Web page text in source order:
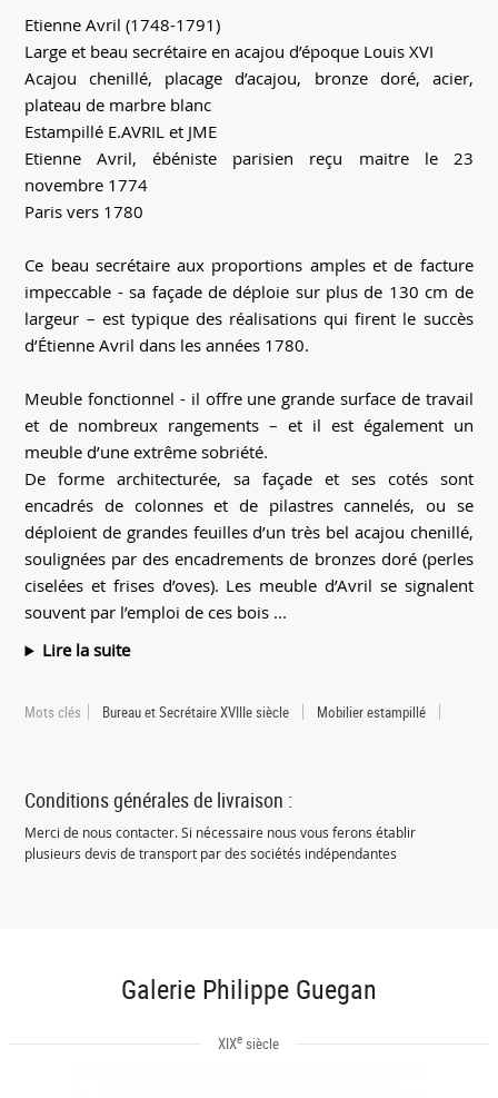
Etienne Avril (1748-1791)
Large et beau secrétaire en acajou d’époque Louis XVI
Acajou chenillé, placage d’acajou, bronze doré, acier,
plateau de marbre blanc
Estampillé E.AVRIL et JME
Etienne Avril, ébéniste parisien reçu maitre le 23
novembre 1774
Paris vers 1780
Ce beau secrétaire aux proportions amples et de facture
impeccable - sa façade de déploie sur plus de 130 cm de
largeur – est typique des réalisations qui firent le succès
d’Étienne Avril dans les années 1780.
Meuble fonctionnel - il offre une grande surface de travail
et de nombreux rangements – et il est également un
meuble d’une extrême sobriété.
De forme architecturée, sa façade et ses cotés sont
encadrés de colonnes et de pilastres cannelés, ou se
déploient de grandes feuilles d’un très bel acajou chenillé,
soulignées par des encadrements de bronzes doré (perles
ciselées et frises d’oves). Les meuble d’Avril se signalent
souvent par l’emploi de ces bois ...
Lire la suite
Mots clés Bureau et Secrétaire XVIIIe siècle Mobilier estampillé
Conditions générales de livraison :
Merci de nous contacter. Si nécessaire nous vous ferons établir
plusieurs devis de transport par des sociétés indépendantes
Galerie Philippe Guegan
XIXe siècle